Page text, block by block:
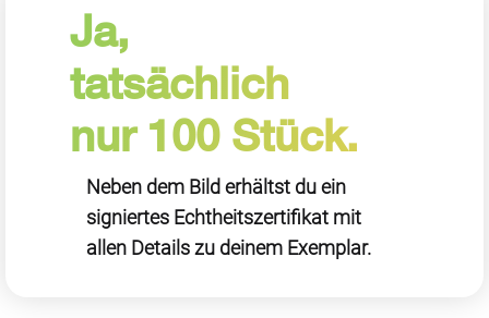
Ja,
tatsächlich
nur 100 Stück.
Neben dem Bild erhältst du ein
signiertes Echtheitszertifikat mit
allen Details zu deinem Exemplar.